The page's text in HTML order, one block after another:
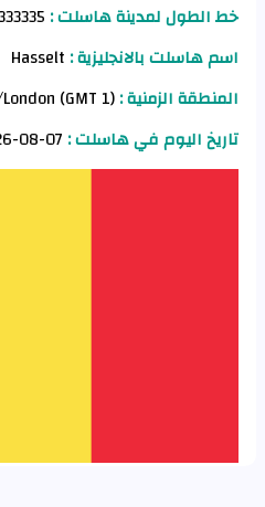
خط الطول لمدينة هاسلت :
اسم هاسلت بالانجليزية :
المنطقة الزمنية :
تاريخ اليوم في هاسلت :